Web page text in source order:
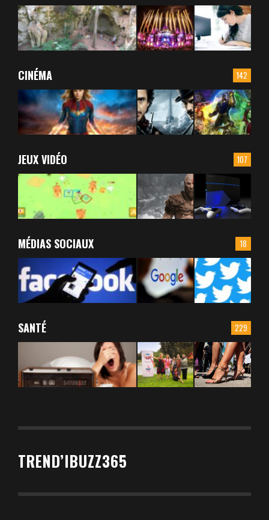
142
CINÉMA
107
JEUX VIDÉO
18
MÉDIAS SOCIAUX
229
SANTÉ
TREND’IBUZZ365